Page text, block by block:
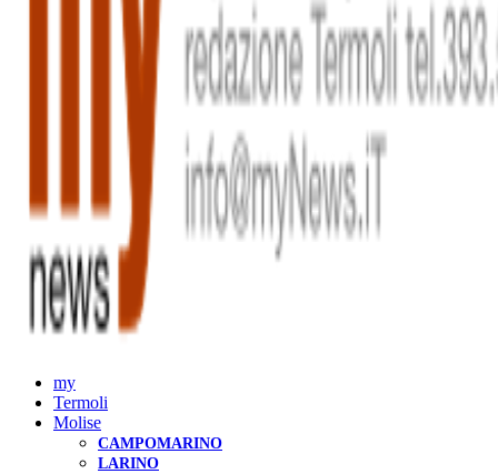
my
Termoli
Molise
CAMPOMARINO
LARINO